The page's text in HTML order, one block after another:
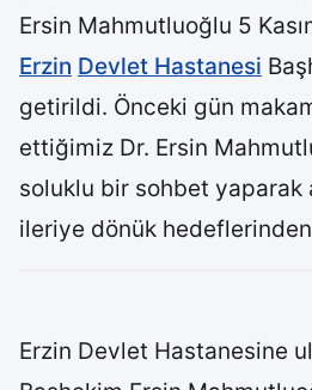
Ersin Mahmutluoğlu 5
Erzin Devlet Hastanesi
getirildi. Önceki gün
ettiğimiz Dr. Ersin
soluklu bir sohbet yaparak
ileriye dönük
Erzin Devlet Hastanesine